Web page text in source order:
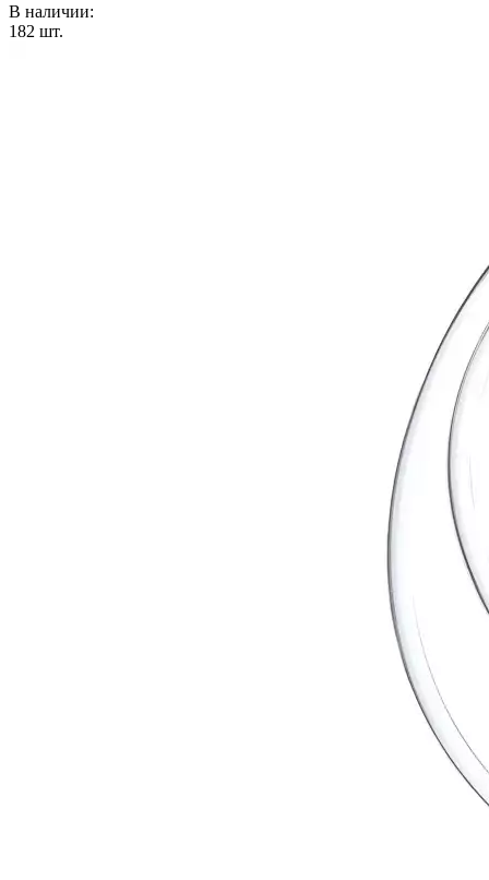
В наличии:
182 шт.